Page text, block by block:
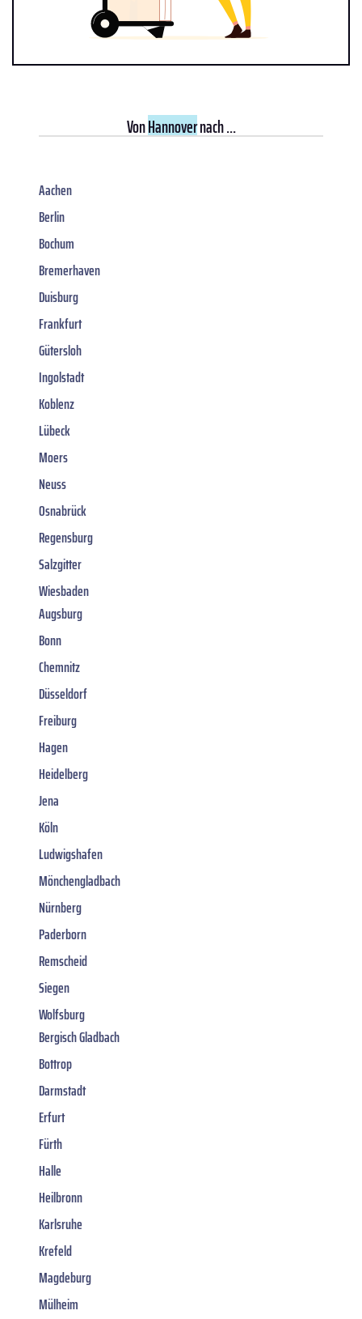
VonHannovernach ...
Aachen
Berlin
Bochum
Bremerhaven
Duisburg
Frankfurt
Gütersloh
Ingolstadt
Koblenz
Lübeck
Moers
Neuss
Osnabrück
Regensburg
Salzgitter
Wiesbaden
Augsburg
Bonn
Chemnitz
Düsseldorf
Freiburg
Hagen
Heidelberg
Jena
Köln
Ludwigshafen
Mönchengladbach
Nürnberg
Paderborn
Remscheid
Siegen
Wolfsburg
Bergisch Gladbach
Bottrop
Darmstadt
Erfurt
Fürth
Halle
Heilbronn
Karlsruhe
Krefeld
Magdeburg
Mülheim